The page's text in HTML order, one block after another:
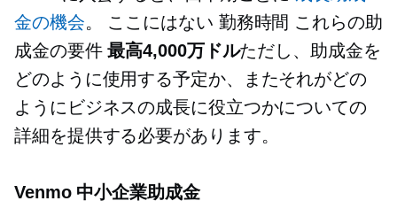
金の機会。 ここにはない 勤務時間 これらの助
成金の要件最高4,000万ドルただし、助成金を
どのように使用する予定か、またそれがどの
ようにビジネスの成長に役立つかについての
詳細を提供する必要があります。
Venmo 中小企業助成金